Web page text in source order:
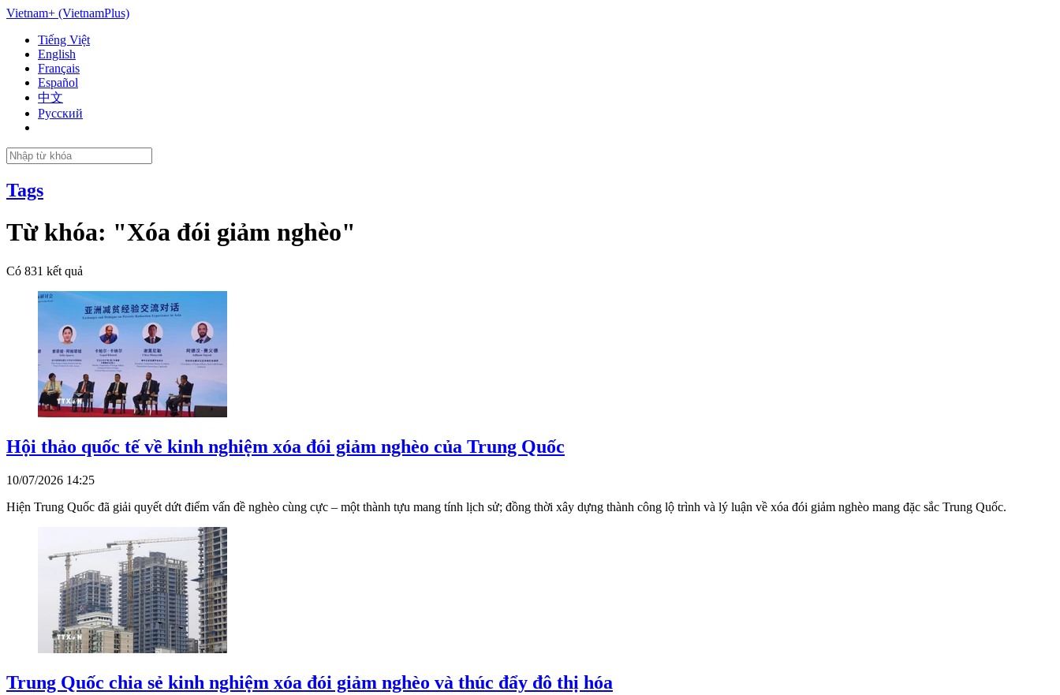
Vietnam+ (VietnamPlus)
Tiếng Việt
English
Français
Español
中文
Русский
Tags
Từ khóa: "Xóa đói giảm nghèo"
Có 831 kết quả
Hội thảo quốc tế về kinh nghiệm xóa đói giảm nghèo của Trung Quốc
10/07/2026 14:25
Hiện Trung Quốc đã giải quyết dứt điểm vấn đề nghèo cùng cực – một thành tựu mang tính lịch sử; đồng thời xây dựng thành công lộ trình và lý luận về xóa đói giảm nghèo mang đặc sắc Trung Quốc.
Trung Quốc chia sẻ kinh nghiệm xóa đói giảm nghèo và thúc đẩy đô thị hóa